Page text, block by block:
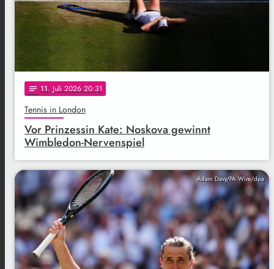
notes 11. Juli 2026 20:31
Tennis in London
Vor Prinzessin Kate: Noskova gewinnt
Wimbledon-Nervenspiel
Adam Davy/PA Wire/dpa